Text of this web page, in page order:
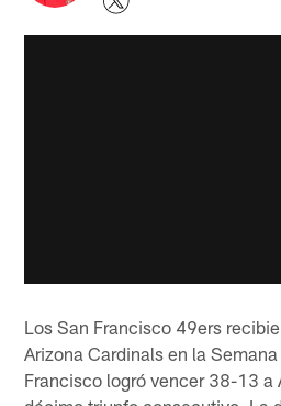
Los San Francisco 49ers
Arizona Cardinals en la
Francisco logró vencer 38-13 a